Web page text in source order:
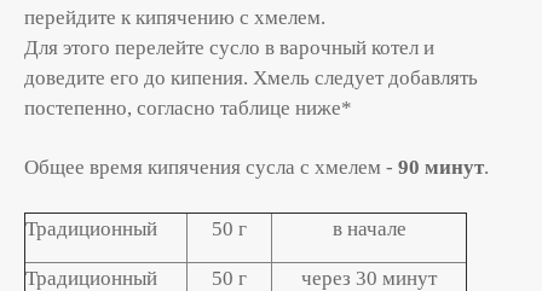
перейдите к кипячению с хмелем.
Для этого перелейте сусло в варочный котел и
доведите его до кипения. Хмель следует добавлять
постепенно, согласно таблице ниже*
Общее время кипячения сусла с хмелем - 90 минут.
Традиционный 50 г в начале
Традиционный 50 г через 30 минут